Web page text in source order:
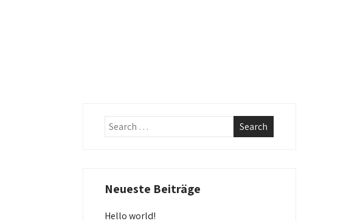
Neueste Beiträge
Hello world!